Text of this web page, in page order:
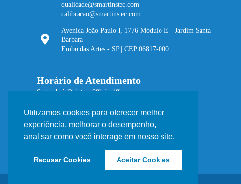
qualidade@smartinstec.com
calibracao@smartinstec.com
Avenida João Paulo I, 1776 Módulo E - Jardim Santa
Barbara
Embu das Artes - SP | CEP 06817-000
Horário de Atendimento
Segunda à Quinta - 08h às 18h
Utilizamos cookies para oferecer melhor
experiência, melhorar o desempenho,
analisar como você interage em nosso site.
Recusar Cookies Aceitar Cookies